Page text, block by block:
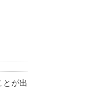
とが出